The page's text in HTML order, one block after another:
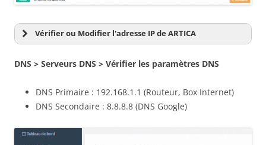
Vérifier ou Modifier l'adresse IP de ARTICA
DNS > Serveurs DNS > Vérifier les paramètres DNS
DNS Primaire : 192.168.1.1 (Routeur, Box Internet)
DNS Secondaire : 8.8.8.8 (DNS Google)